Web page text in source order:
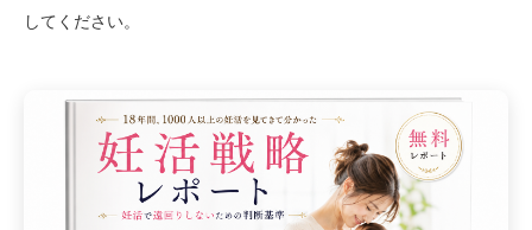
してください。